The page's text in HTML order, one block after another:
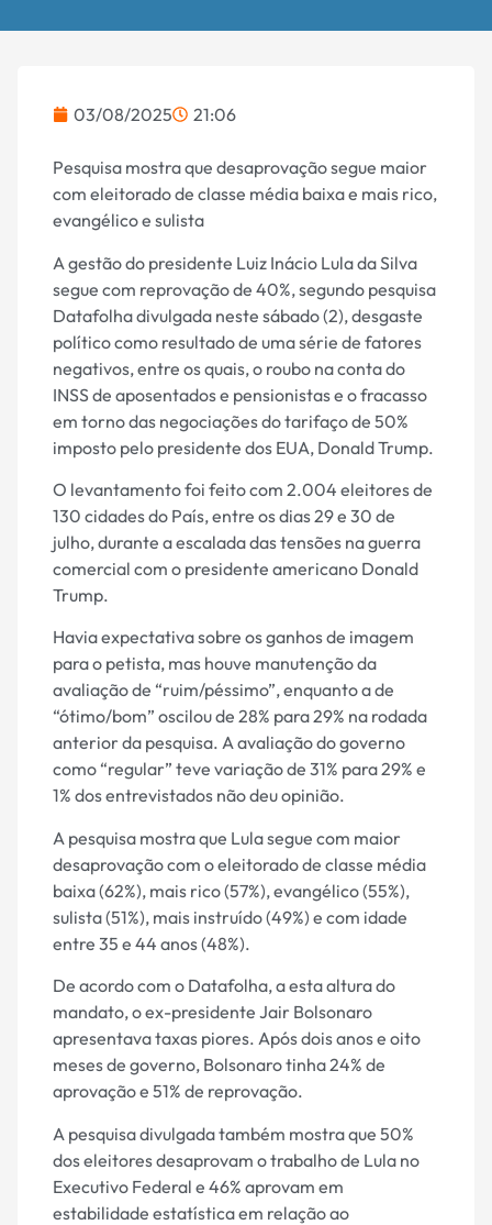
03/08/2025 21:06
Pesquisa mostra que desaprovação segue maior
com eleitorado de classe média baixa e mais rico,
evangélico e sulista
A gestão do presidente Luiz Inácio Lula da Silva
segue com reprovação de 40%, segundo pesquisa
Datafolha divulgada neste sábado (2), desgaste
político como resultado de uma série de fatores
negativos, entre os quais, o roubo na conta do
INSS de aposentados e pensionistas e o fracasso
em torno das negociações do tarifaço de 50%
imposto pelo presidente dos EUA, Donald Trump.
O levantamento foi feito com 2.004 eleitores de
130 cidades do País, entre os dias 29 e 30 de
julho, durante a escalada das tensões na guerra
comercial com o presidente americano Donald
Trump.
Havia expectativa sobre os ganhos de imagem
para o petista, mas houve manutenção da
avaliação de “ruim/péssimo”, enquanto a de
“ótimo/bom” oscilou de 28% para 29% na rodada
anterior da pesquisa. A avaliação do governo
como “regular” teve variação de 31% para 29% e
1% dos entrevistados não deu opinião.
A pesquisa mostra que Lula segue com maior
desaprovação com o eleitorado de classe média
baixa (62%), mais rico (57%), evangélico (55%),
sulista (51%), mais instruído (49%) e com idade
entre 35 e 44 anos (48%).
De acordo com o Datafolha, a esta altura do
mandato, o ex-presidente Jair Bolsonaro
apresentava taxas piores. Após dois anos e oito
meses de governo, Bolsonaro tinha 24% de
aprovação e 51% de reprovação.
A pesquisa divulgada também mostra que 50%
dos eleitores desaprovam o trabalho de Lula no
Executivo Federal e 46% aprovam em
estabilidade estatística em relação ao